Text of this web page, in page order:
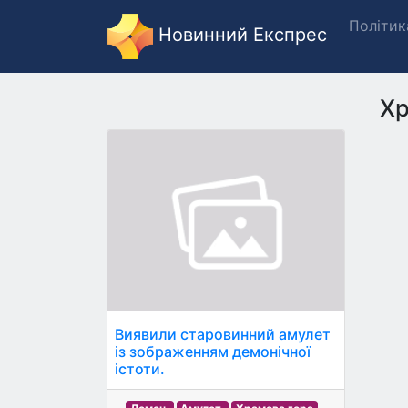
Новинний Експрес
Виявили старовинний амулет
із зображенням демонічної
істоти.